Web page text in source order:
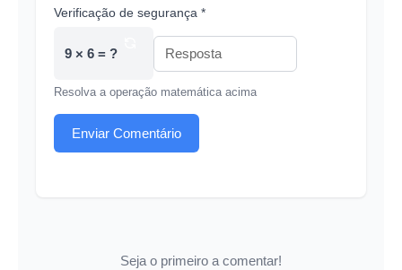
Verificação de segurança *
9 × 6 = ?
Resolva a operação matemática acima
Enviar Comentário
Seja o primeiro a comentar!